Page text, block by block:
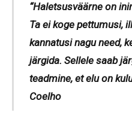
“Haletsusväärne on
Ta ei koge pettumusi,
kannatusi nagu need,
järgida. Sellele saab
teadmine, et elu on
Coelho